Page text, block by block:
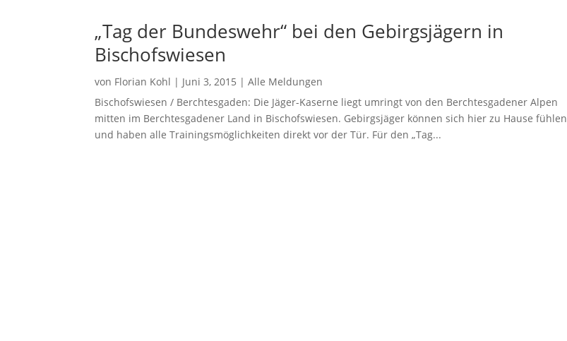
„Tag der Bundeswehr“ bei den Gebirgsjägern in
Bischofswiesen
von Florian Kohl | Juni 3, 2015 |Alle Meldungen
Bischofswiesen / Berchtesgaden: Die Jäger-Kaserne liegt umringt von den Berchtesgadener Alpen
mitten im Berchtesgadener Land in Bischofswiesen. Gebirgsjäger können sich hier zu Hause fühlen
und haben alle Trainingsmöglichkeiten direkt vor der Tür. Für den „Tag...